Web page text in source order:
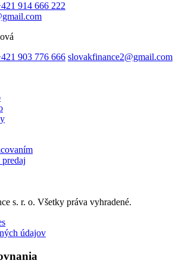
914 666 222
903 776 666 slovakfinance2@gmail.com
s. r. o. Všetky práva vyhradené.
údajov